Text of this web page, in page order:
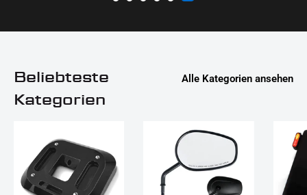
Beliebteste
Kategorien
Alle Kategorien ansehen